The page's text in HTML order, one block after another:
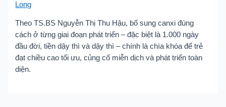
Long
Theo TS.BS Nguyễn Thị Thu Hậu, bổ sung canxi đúng
cách ở từng giai đoạn phát triển – đặc biệt là 1.000 ngày
đầu đời, tiền dậy thì và dậy thì – chính là chìa khóa để trẻ
đạt chiều cao tối ưu, củng cố miễn dịch và phát triển toàn
diện.